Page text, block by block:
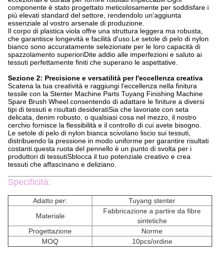
componente è stato progettato meticolosamente per soddisfare i
più elevati standard del settore, rendendolo un'aggiunta
essenziale al vostro arsenale di produzione.
Il corpo di plastica viola offre una struttura leggera ma robusta,
che garantisce longevità e facilità d'uso.Le setole di pelo di nylon
bianco sono accuratamente selezionate per le loro capacità di
spazzolamento superioriDite addio alle imperfezioni e saluto ai
tessuti perfettamente finiti che superano le aspettative.
Sezione 2: Precisione e versatilità per l'eccellenza creativa
Scatena la tua creatività e raggiungi l'eccellenza nella finitura
tessile con la Stenter Machine Parts Tuyang Finishing Machine
Spare Brush Wheel.consentendo di adattare le finiture a diversi
tipi di tessuti e risultati desideratiSia che lavoriate con seta
delicata, denim robusto, o qualsiasi cosa nel mezzo, il nostro
cerchio fornisce la flessibilità e il controllo di cui avete bisogno.
Le setole di pelo di nylon bianca scivolano liscio sui tessuti,
distribuendo la pressione in modo uniforme per garantire risultati
costanti.questa ruota del pennello è un punto di svolta per i
produttori di tessutiSblocca il tuo potenziale creativo e crea
tessuti che affascinano e deliziano.
Specificità:
Adatto per:
Tuyang stenter
Materiale
Fabbricazione a partire da fibre
sintetiche
Progettazione
Norme
MOQ
10pcs/ordine